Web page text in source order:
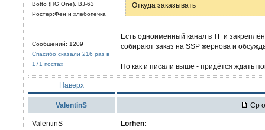
Botto (HG One), BJ-63
Ростер:Фен и хлебопечка
Сообщений: 1209
Спасибо сказали 216 раз в
171 постах
Откуда заказывать
Есть одноименный канал в ТГ и
собирают заказ на SSP жернова и
Но как и писали выше - придётся ждать
Наверх
ValentinS Ср
ValentinS Lorhen: